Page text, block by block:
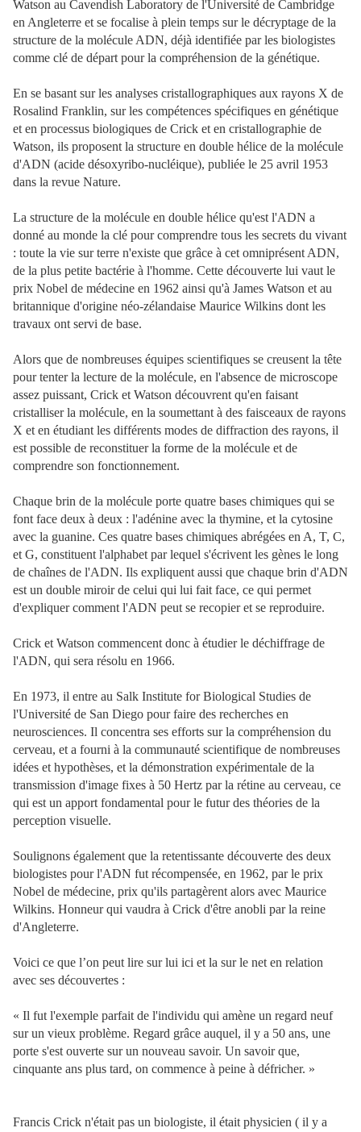
Watson au Cavendish Laboratory de l'Université de Cambridge
en Angleterre et se focalise à plein temps sur le décryptage de la
structure de la molécule ADN, déjà identifiée par les biologistes
comme clé de départ pour la compréhension de la génétique.
En se basant sur les analyses cristallographiques aux rayons X de
Rosalind Franklin, sur les compétences spécifiques en génétique
et en processus biologiques de Crick et en cristallographie de
Watson, ils proposent la structure en double hélice de la molécule
d'ADN (acide désoxyribo-nucléique), publiée le 25 avril 1953
dans la revue Nature.
La structure de la molécule en double hélice qu'est l'ADN a
donné au monde la clé pour comprendre tous les secrets du vivant
: toute la vie sur terre n'existe que grâce à cet omniprésent ADN,
de la plus petite bactérie à l'homme. Cette découverte lui vaut le
prix Nobel de médecine en 1962 ainsi qu'à James Watson et au
britannique d'origine néo-zélandaise Maurice Wilkins dont les
travaux ont servi de base.
Alors que de nombreuses équipes scientifiques se creusent la tête
pour tenter la lecture de la molécule, en l'absence de microscope
assez puissant, Crick et Watson découvrent qu'en faisant
cristalliser la molécule, en la soumettant à des faisceaux de rayons
X et en étudiant les différents modes de diffraction des rayons, il
est possible de reconstituer la forme de la molécule et de
comprendre son fonctionnement.
Chaque brin de la molécule porte quatre bases chimiques qui se
font face deux à deux : l'adénine avec la thymine, et la cytosine
avec la guanine. Ces quatre bases chimiques abrégées en A, T, C,
et G, constituent l'alphabet par lequel s'écrivent les gènes le long
de chaînes de l'ADN. Ils expliquent aussi que chaque brin d'ADN
est un double miroir de celui qui lui fait face, ce qui permet
d'expliquer comment l'ADN peut se recopier et se reproduire.
Crick et Watson commencent donc à étudier le déchiffrage de
l'ADN, qui sera résolu en 1966.
En 1973, il entre au Salk Institute for Biological Studies de
l'Université de San Diego pour faire des recherches en
neurosciences. Il concentra ses efforts sur la compréhension du
cerveau, et a fourni à la communauté scientifique de nombreuses
idées et hypothèses, et la démonstration expérimentale de la
transmission d'image fixes à 50 Hertz par la rétine au cerveau, ce
qui est un apport fondamental pour le futur des théories de la
perception visuelle.
Soulignons également que la retentissante découverte des deux
biologistes pour l'ADN fut récompensée, en 1962, par le prix
Nobel de médecine, prix qu'ils partagèrent alors avec Maurice
Wilkins. Honneur qui vaudra à Crick d'être anobli par la reine
d'Angleterre.
Voici ce que l’on peut lire sur lui ici et la sur le net en relation
avec ses découvertes :
« Il fut l'exemple parfait de l'individu qui amène un regard neuf
sur un vieux problème. Regard grâce auquel, il y a 50 ans, une
porte s'est ouverte sur un nouveau savoir. Un savoir que,
cinquante ans plus tard, on commence à peine à défricher. »
Francis Crick n'était pas un biologiste, il était physicien ( il y a